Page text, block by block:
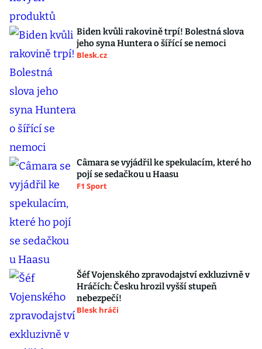
Biden kvůli rakovině trpí! Bolestná slova
jeho syna Huntera o šířící se nemoci
Blesk.cz
Câmara se vyjádřil ke spekulacím, které ho
pojí se sedačkou u Haasu
F1 Sport
Šéf Vojenského zpravodajství exkluzivně v
Hráčích: Česku hrozil vyšší stupeň
nebezpečí!
Blesk hráči